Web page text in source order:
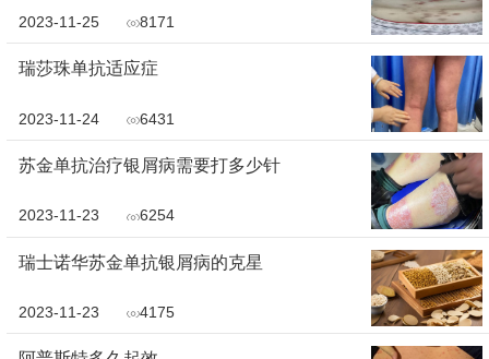
2023-11-25 8171
瑞莎珠单抗适应症
2023-11-24 6431
苏金单抗治疗银屑病需要打多少针
2023-11-23 6254
瑞士诺华苏金单抗银屑病的克星
2023-11-23 4175